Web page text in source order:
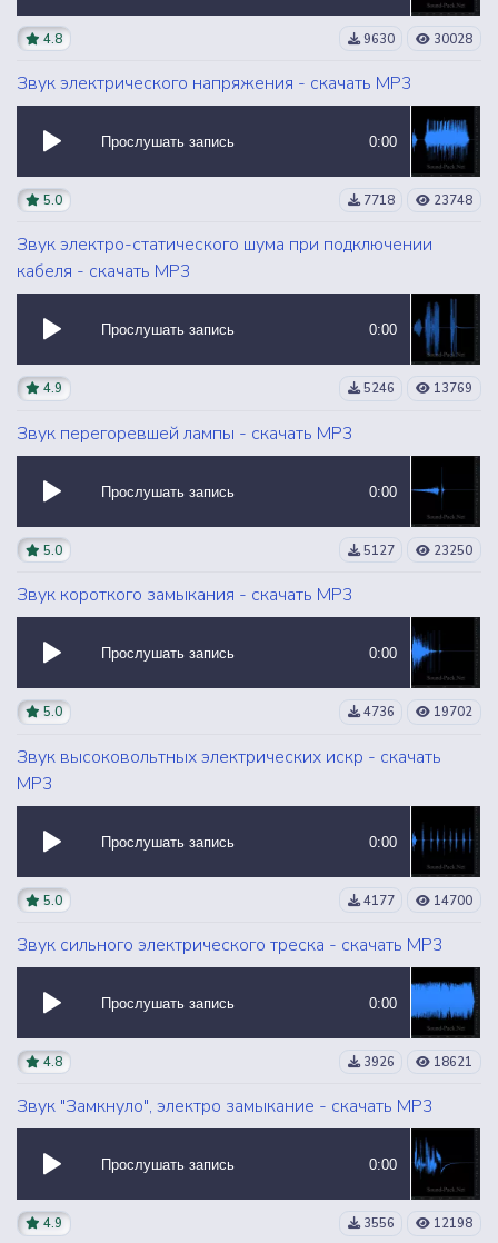
4.8 9630 30028
Звук электрического напряжения - скачать MP3
Прослушать запись 0:00
5.0 7718 23748
Звук электро-статического шума при подключении
кабеля - скачать MP3
Прослушать запись 0:00
4.9 5246 13769
Звук перегоревшей лампы - скачать MP3
Прослушать запись 0:00
5.0 5127 23250
Звук короткого замыкания - скачать MP3
Прослушать запись 0:00
5.0 4736 19702
Звук высоковольтных электрических искр - скачать
MP3
Прослушать запись 0:00
5.0 4177 14700
Звук сильного электрического треска - скачать MP3
Прослушать запись 0:00
4.8 3926 18621
Звук "Замкнуло", электро замыкание - скачать MP3
Прослушать запись 0:00
4.9 3556 12198